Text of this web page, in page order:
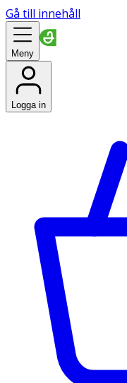
Gå till innehåll
Meny
Logga in